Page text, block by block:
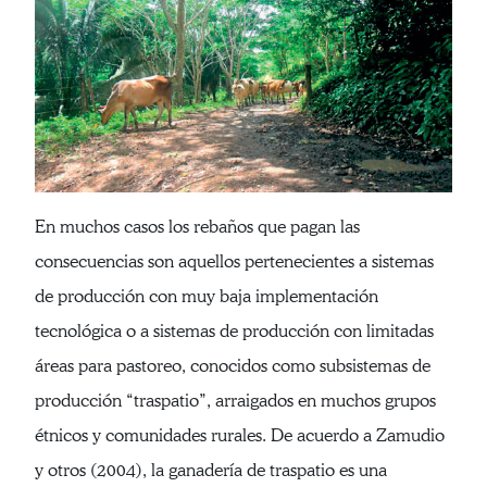
En muchos casos los rebaños que pagan las
consecuencias son aquellos pertenecientes a sistemas
de producción con muy baja implementación
tecnológica o a sistemas de producción con limitadas
áreas para pastoreo, conocidos como subsistemas de
producción “traspatio”, arraigados en muchos grupos
étnicos y comunidades rurales. De acuerdo a Zamudio
y otros (2004), la ganadería de traspatio es una